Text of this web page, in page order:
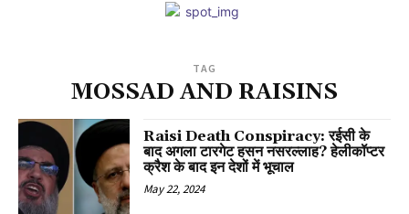
TAG
MOSSAD AND RAISINS
Raisi Death Conspiracy: रईसी के
बाद अगला टारगेट हसन नसरल्लाह? हेलीकॉप्टर
क्रैश के बाद इन देशों में भूचाल
May 22, 2024